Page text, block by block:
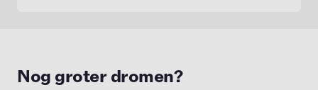
Nog groter dromen?